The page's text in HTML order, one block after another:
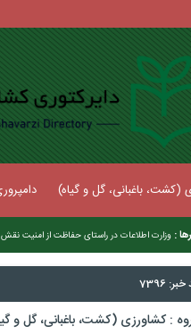
(کشت، باغبانی، گل و گیاه)
: وزارت اطلاعات در راستای حفاظت از امنیت نقش
7396
: کشاورزی (کشت، باغبانی، گل و